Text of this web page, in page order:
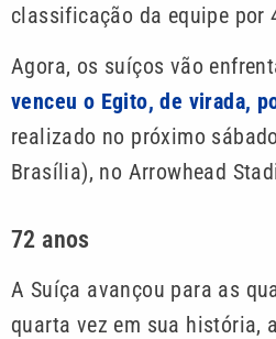
classificação da equipe por
Agora, os suíços vão
venceu o Egito, de virada,
realizado no próximo
Brasília), no Arrowhead
72 anos
A Suíça avançou para as
quarta vez em sua história,